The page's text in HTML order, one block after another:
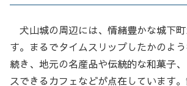
犬山城の周辺には、情緒豊かな城下
す。まるでタイムスリップしたかのよ
続き、地元の名産品や伝統的な和菓子
スできるカフェなどが点在しています。